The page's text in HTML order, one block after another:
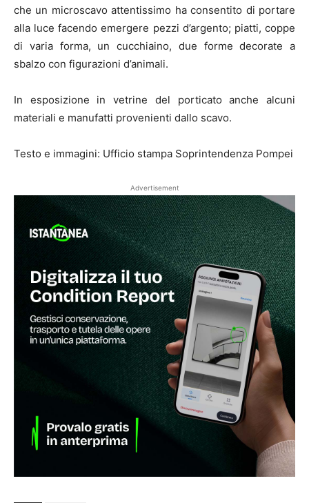
che un microscavo attentissimo ha consentito di portare
alla luce facendo emergere pezzi d’argento; piatti, coppe
di varia forma, un cucchiaino, due forme decorate a
sbalzo con figurazioni d’animali.
In esposizione in vetrine del porticato anche alcuni
materiali e manufatti provenienti dallo scavo.
Testo e immagini: Ufficio stampa Soprintendenza Pompei
Advertisement